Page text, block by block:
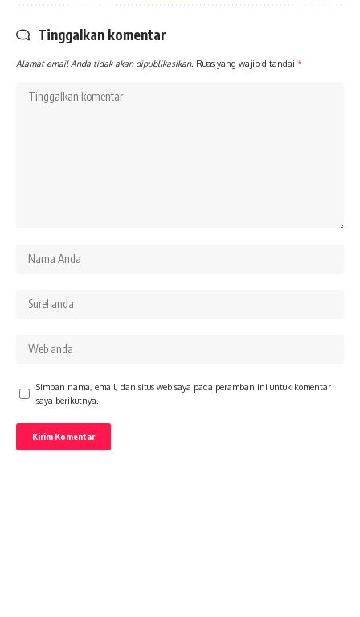
Tinggalkan komentar
Alamat email Anda tidak akan dipublikasikan. Ruas yang wajib ditandai *
Simpan nama, email, dan situs web saya pada peramban ini untuk komentar
saya berikutnya.